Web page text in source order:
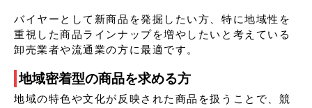
バイヤーとして新商品を発掘したい方、特に地域性を
重視した商品ラインナップを増やしたいと考えている
卸売業者や流通業の方に最適です。
地域密着型の商品を求める方
地域の特色や文化が反映された商品を扱うことで、競